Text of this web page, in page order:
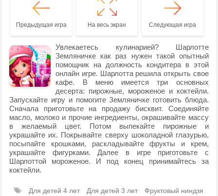
Предыдущая игра На весь экран Следующая игра
Увлекаетесь кулинарией? Шарлотте
Земляничке как раз нужен такой опытный
помощник на должность кондитера в этой
онлайн игре. Шарлотта решила открыть свое
кафе. В меню имеется три основных
десерта: пирожные, мороженое и коктейли.
Запускайте игру и помогите Земляничке готовить блюда.
Сначала приготовьте на продажу бисквит. Соединяйте
масло, молоко и прочие ингредиенты, окрашивайте массу
в желаемый цвет. Потом выпекайте пирожные и
украшайте их. Покрывайте сверху шоколадной глазурью,
посыпайте крошками, раскладывайте фрукты и крем,
украшайте фигурками. Далее в игре приготовьте с
Шарлоттой мороженое. И под конец принимайтесь за
коктейли.
Для детей 4 лет Для детей 3 лет
Фруктовый ниндзя